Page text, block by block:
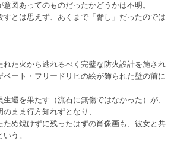
図あってのものだったかどうかは不明。
とは思えず、あくまで「脅し」だったのでは
た火から逃れるべく完璧な防火設計を施され
ート・フリードリヒの絵が飾られた壁の前に
還を果たす（流石に無傷ではなかった）が、
まま行方知れずとなり、
め焼けずに残ったはずの肖像画も、彼女と共
う。